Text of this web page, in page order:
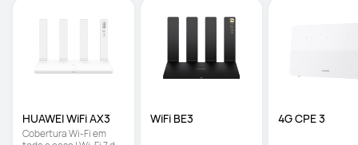
HUAWEI WiFi AX3
Cobertura Wi-Fi em
4G CPE 3